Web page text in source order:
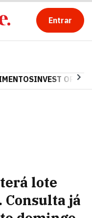
Entrar
INVEST OPINA
lote
já